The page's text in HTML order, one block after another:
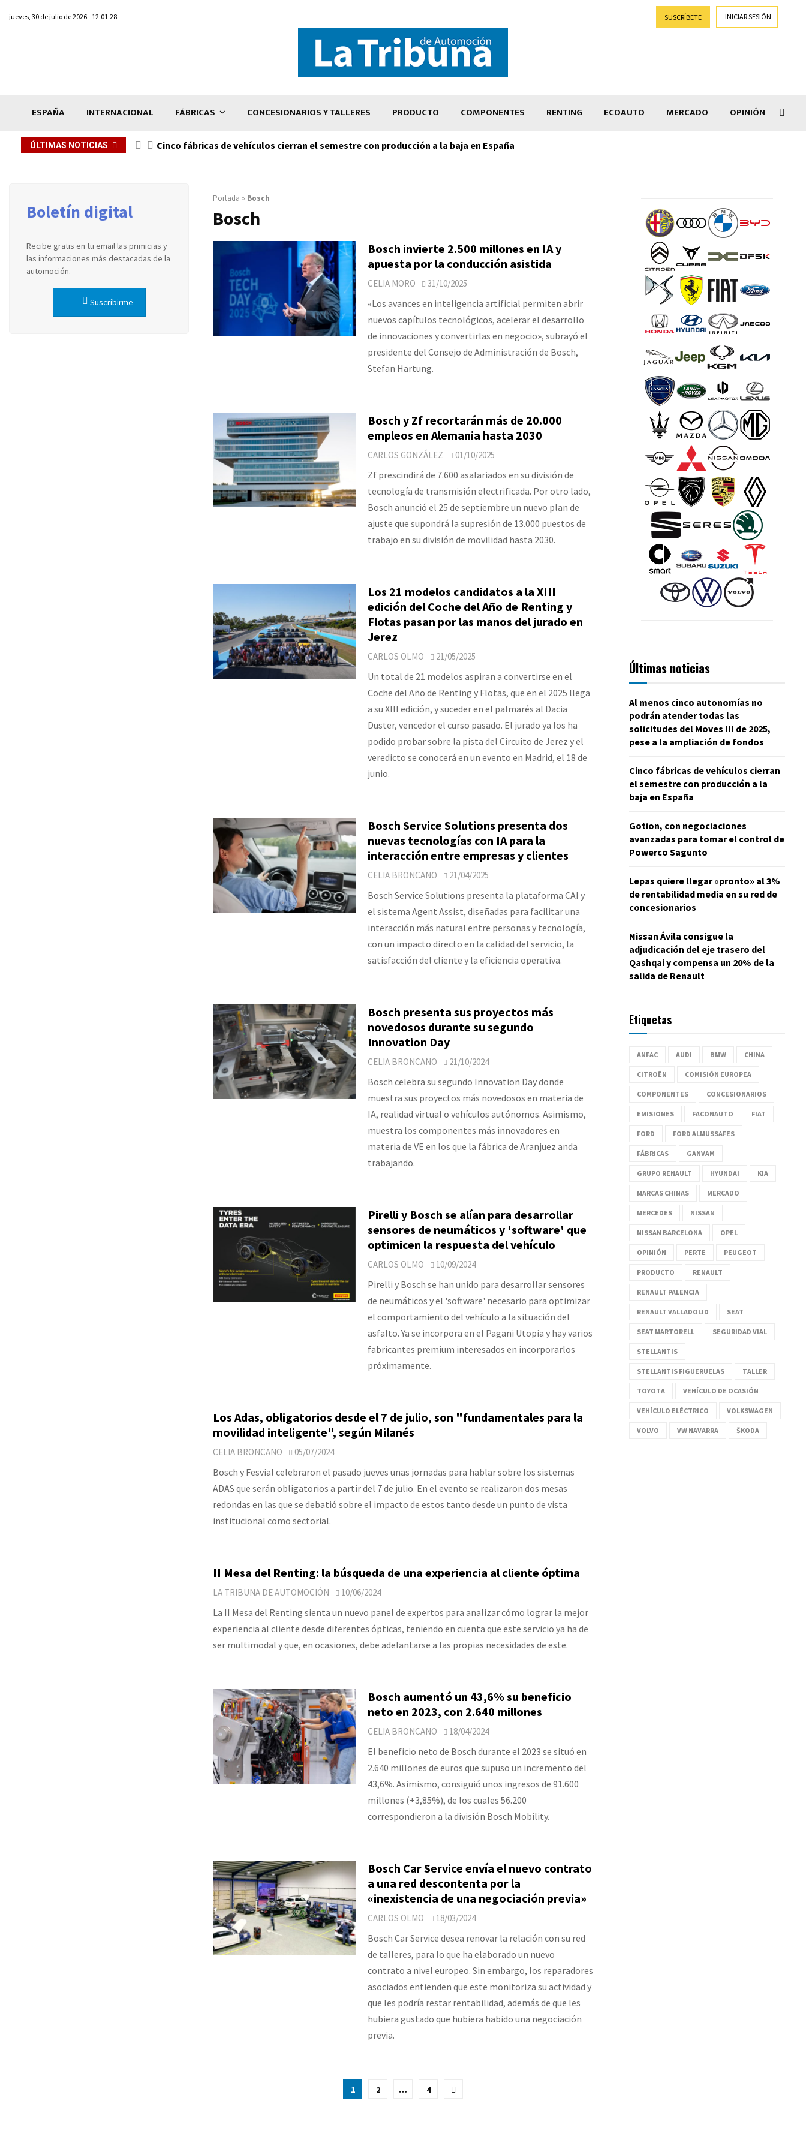
jueves, 30 de julio de 2026 - 12:01:28 SUSCRÍBETE INICIAR SESIÓN
ESPAÑA INTERNACIONAL FÁBRICAS CONCESIONARIOS Y TALLERES PRODUCTO COMPONENTES RENTING ECOAUTO MERCADO OPINIÓN
ÚLTIMAS NOTICIAS Cinco fábricas de vehículos cierran el semestre con producción a la baja en España
Portada » Bosch
Bosch
Bosch invierte 2.500 millones en IA y
apuesta por la conducción asistida
CELIA MORO 31/10/2025
«Los avances en inteligencia artificial permiten abrir
nuevos capítulos tecnológicos, acelerar el desarrollo
de innovaciones y convertirlas en negocio», subrayó el
presidente del Consejo de Administración de Bosch,
Stefan Hartung.
Bosch y Zf recortarán más de 20.000
empleos en Alemania hasta 2030
CARLOS GONZÁLEZ 01/10/2025
Zf prescindirá de 7.600 asalariados en su división de
tecnología de transmisión electrificada. Por otro lado,
Bosch anunció el 25 de septiembre un nuevo plan de
ajuste que supondrá la supresión de 13.000 puestos de
trabajo en su división de movilidad hasta 2030.
Los 21 modelos candidatos a la XIII
edición del Coche del Año de Renting y
Flotas pasan por las manos del jurado en
Jerez
CARLOS OLMO 21/05/2025
Un total de 21 modelos aspiran a convertirse en el
Coche del Año de Renting y Flotas, que en el 2025 llega
a su XIII edición, y suceder en el palmarés al Dacia
Duster, vencedor el curso pasado. El jurado ya los ha
podido probar sobre la pista del Circuito de Jerez y el
veredicto se conocerá en un evento en Madrid, el 18 de
junio.
Bosch Service Solutions presenta dos
nuevas tecnologías con IA para la
interacción entre empresas y clientes
CELIA BRONCANO 21/04/2025
Bosch Service Solutions presenta la plataforma CAI y
el sistema Agent Assist, diseñadas para facilitar una
interacción más natural entre personas y tecnología,
con un impacto directo en la calidad del servicio, la
satisfacción del cliente y la eficiencia operativa.
Bosch presenta sus proyectos más
novedosos durante su segundo
Innovation Day
CELIA BRONCANO 21/10/2024
Bosch celebra su segundo Innovation Day donde
muestra sus proyectos más novedosos en materia de
IA, realidad virtual o vehículos autónomos. Asimismo,
muestra los componentes más innovadores en
materia de VE en los que la fábrica de Aranjuez anda
trabajando.
Pirelli y Bosch se alían para desarrollar
sensores de neumáticos y 'software' que
optimicen la respuesta del vehículo
CARLOS OLMO 10/09/2024
Pirelli y Bosch se han unido para desarrollar sensores
de neumáticos y el 'software' necesario para optimizar
el comportamiento del vehículo a la situación del
asfalto. Ya se incorpora en el Pagani Utopia y hay varios
fabricantes premium interesados en incorporarlos
próximamente.
Los Adas, obligatorios desde el 7 de julio, son "fundamentales para la
movilidad inteligente", según Milanés
CELIA BRONCANO 05/07/2024
Bosch y Fesvial celebraron el pasado jueves unas jornadas para hablar sobre los sistemas
ADAS que serán obligatorios a partir del 7 de julio. En el evento se realizaron dos mesas
redondas en las que se debatió sobre el impacto de estos tanto desde un punto de vista
institucional como sectorial.
II Mesa del Renting: la búsqueda de una experiencia al cliente óptima
LA TRIBUNA DE AUTOMOCIÓN 10/06/2024
La II Mesa del Renting sienta un nuevo panel de expertos para analizar cómo lograr la mejor
experiencia al cliente desde diferentes ópticas, teniendo en cuenta que este servicio ya ha de
ser multimodal y que, en ocasiones, debe adelantarse a las propias necesidades de este.
Bosch aumentó un 43,6% su beneficio
neto en 2023, con 2.640 millones
CELIA BRONCANO 18/04/2024
El beneficio neto de Bosch durante el 2023 se situó en
2.640 millones de euros que supuso un incremento del
43,6%. Asimismo, consiguió unos ingresos de 91.600
millones (+3,85%), de los cuales 56.200
correspondieron a la división Bosch Mobility.
Bosch Car Service envía el nuevo contrato
a una red descontenta por la
«inexistencia de una negociación previa»
CARLOS OLMO 18/03/2024
Bosch Car Service desea renovar la relación con su red
de talleres, para lo que ha elaborado un nuevo
contrato a nivel europeo. Sin embargo, los reparadores
asociados entienden que este monitoriza su actividad y
que les podría restar rentabilidad, además de que les
hubiera gustado que hubiera habido una negociación
previa.
1 2 … 4
Boletín digital
Recibe gratis en tu email las primicias y
las informaciones más destacadas de la
automoción.
Suscribirme
Últimas noticias
Al menos cinco autonomías no
podrán atender todas las
solicitudes del Moves III de 2025,
pese a la ampliación de fondos
Cinco fábricas de vehículos cierran
el semestre con producción a la
baja en España
Gotion, con negociaciones
avanzadas para tomar el control de
Powerco Sagunto
Lepas quiere llegar «pronto» al 3%
de rentabilidad media en su red de
concesionarios
Nissan Ávila consigue la
adjudicación del eje trasero del
Qashqai y compensa un 20% de la
salida de Renault
Etiquetas
ANFAC AUDI BMW CHINA
CITROËN COMISIÓN EUROPEA
COMPONENTES CONCESIONARIOS
EMISIONES FACONAUTO FIAT
FORD FORD ALMUSSAFES
FÁBRICAS GANVAM
GRUPO RENAULT HYUNDAI KIA
MARCAS CHINAS MERCADO
MERCEDES NISSAN
NISSAN BARCELONA OPEL
OPINIÓN PERTE PEUGEOT
PRODUCTO RENAULT
RENAULT PALENCIA
RENAULT VALLADOLID SEAT
SEAT MARTORELL SEGURIDAD VIAL
STELLANTIS
STELLANTIS FIGUERUELAS TALLER
TOYOTA VEHÍCULO DE OCASIÓN
VEHÍCULO ELÉCTRICO VOLKSWAGEN
VOLVO VW NAVARRA ŠKODA